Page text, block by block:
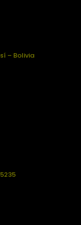
– Bolivia